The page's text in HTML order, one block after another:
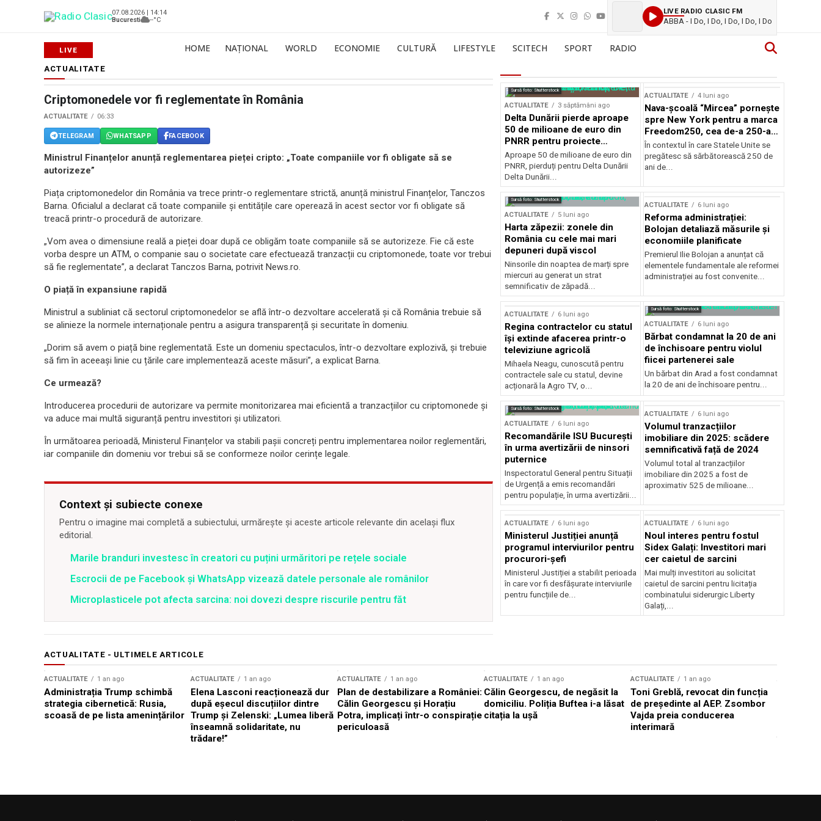
07.08.2026 | 14:14
Bucuresti
--°C
LIVE RADIO CLASIC FM
ABBA - I Do, I Do, I Do, I Do, I Do
HOME NAȚIONAL WORLD ECONOMIE CULTURĂ LIFESTYLE SCITECH SPORT RADIO
ACTUALITATE
Criptomonedele vor fi reglementate în România
ACTUALITATE 06:33
TELEGRAM WHATSAPP FACEBOOK
Ministrul Finanțelor anunță reglementarea pieței cripto: „Toate companiile vor fi obligate să se
autorizeze”
Piața criptomonedelor din România va trece printr-o reglementare strictă, anunță ministrul Finanțelor, Tanczos
Barna. Oficialul a declarat că toate companiile și entitățile care operează în acest sector vor fi obligate să
treacă printr-o procedură de autorizare.
„Vom avea o dimensiune reală a pieței doar după ce obligăm toate companiile să se autorizeze. Fie că este
vorba despre un ATM, o companie sau o societate care efectuează tranzacții cu criptomonede, toate vor trebui
să fie reglementate”, a declarat Tanczos Barna, potrivit News.ro.
O piață în expansiune rapidă
Ministrul a subliniat că sectorul criptomonedelor se află într-o dezvoltare accelerată și că România trebuie să
se alinieze la normele internaționale pentru a asigura transparență și securitate în domeniu.
„Dorim să avem o piață bine reglementată. Este un domeniu spectaculos, într-o dezvoltare explozivă, și trebuie
să fim în aceeași linie cu țările care implementează aceste măsuri”, a explicat Barna.
Ce urmează?
Introducerea procedurii de autorizare va permite monitorizarea mai eficientă a tranzacțiilor cu criptomonede și
va aduce mai multă siguranță pentru investitori și utilizatori.
În următoarea perioadă, Ministerul Finanțelor va stabili pașii concreți pentru implementarea noilor reglementări,
iar companiile din domeniu vor trebui să se conformeze noilor cerințe legale.
Context și subiecte conexe
Pentru o imagine mai completă a subiectului, urmărește și aceste articole relevante din același flux
editorial.
Marile branduri investesc în creatori cu puțini urmăritori pe rețele sociale
Escrocii de pe Facebook și WhatsApp vizează datele personale ale românilor
Microplasticele pot afecta sarcina: noi dovezi despre riscurile pentru făt
Sursă foto: Shutterstock
ACTUALITATE 3 săptămâni ago
Delta Dunării pierde aproape
50 de milioane de euro din
PNRR pentru proiecte
esențiale
Aproape 50 de milioane de euro din
PNRR, pierduți pentru Delta Dunării
Delta Dunării...
ACTUALITATE 4 luni ago
Nava-școală “Mircea” pornește
spre New York pentru a marca
Freedom250, cea de-a 250-a
aniversare a Statelor Unite
În contextul în care Statele Unite se
pregătesc să sărbătorească 250 de
ani de...
Sursă foto: Shutterstock
ACTUALITATE 5 luni ago
Harta zăpezii: zonele din
România cu cele mai mari
depuneri după viscol
Ninsorile din noaptea de marți spre
miercuri au generat un strat
semnificativ de zăpadă...
ACTUALITATE 6 luni ago
Reforma administrației:
Bolojan detaliază măsurile și
economiile planificate
Premierul Ilie Bolojan a anunțat că
elementele fundamentale ale reformei
administrației au fost convenite...
ACTUALITATE 6 luni ago
Regina contractelor cu statul
își extinde afacerea printr-o
televiziune agricolă
Mihaela Neagu, cunoscută pentru
contractele sale cu statul, devine
acționară la Agro TV, o...
Sursă foto: Shutterstock
ACTUALITATE 6 luni ago
Bărbat condamnat la 20 de ani
de închisoare pentru violul
fiicei partenerei sale
Un bărbat din Arad a fost condamnat
la 20 de ani de închisoare pentru...
Sursă foto: Shutterstock
ACTUALITATE 6 luni ago
Recomandările ISU București
în urma avertizării de ninsori
puternice
Inspectoratul General pentru Situații
de Urgență a emis recomandări
pentru populație, în urma avertizării...
ACTUALITATE 6 luni ago
Volumul tranzacțiilor
imobiliare din 2025: scădere
semnificativă față de 2024
Volumul total al tranzacțiilor
imobiliare din 2025 a fost de
aproximativ 525 de milioane...
ACTUALITATE 6 luni ago
Ministerul Justiției anunță
programul interviurilor pentru
procurori-șefi
Ministerul Justiției a stabilit perioada
în care vor fi desfășurate interviurile
pentru funcțiile de...
ACTUALITATE 6 luni ago
Noul interes pentru fostul
Sidex Galați: Investitori mari
cer caietul de sarcini
Mai mulți investitori au solicitat
caietul de sarcini pentru licitația
combinatului siderurgic Liberty
Galați,...
ACTUALITATE - ULTIMELE ARTICOLE
ACTUALITATE 1 an ago
Administrația Trump schimbă
strategia cibernetică: Rusia,
scoasă de pe lista amenințărilor
ACTUALITATE 1 an ago
Elena Lasconi reacționează dur
după eșecul discuțiilor dintre
Trump și Zelenski: „Lumea liberă
înseamnă solidaritate, nu
trădare!”
ACTUALITATE 1 an ago
Plan de destabilizare a României:
Călin Georgescu și Horațiu
Potra, implicați într-o conspirație
periculoasă
ACTUALITATE 1 an ago
Călin Georgescu, de negăsit la
domiciliu. Poliția Buftea i-a lăsat
citația la ușă
ACTUALITATE 1 an ago
Toni Greblă, revocat din funcția
de președinte al AEP. Zsombor
Vajda preia conducerea
interimară